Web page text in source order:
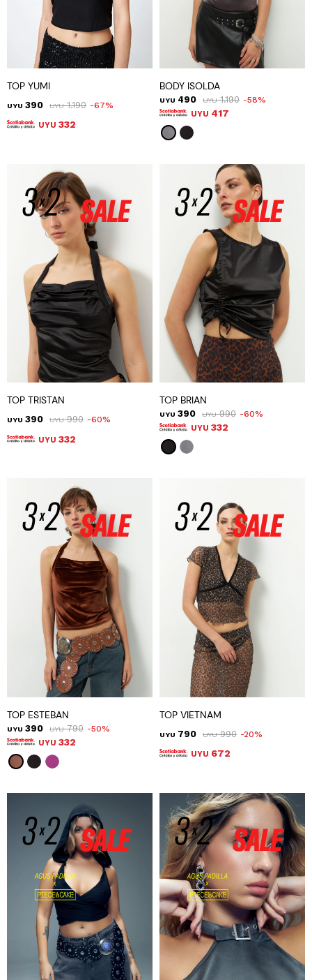
TOP YUMI
UYU 390 UYU 1.190 67
UYU 332
BODY ISOLDA
UYU 490 UYU 1.190 58
UYU 417
TOP TRISTAN
UYU 390 UYU 990 60
UYU 332
TOP BRIAN
UYU 390 UYU 990 60
UYU 332
TOP ESTEBAN
UYU 390 UYU 790 50
UYU 332
TOP VIETNAM
UYU 790 UYU 990 20
UYU 672